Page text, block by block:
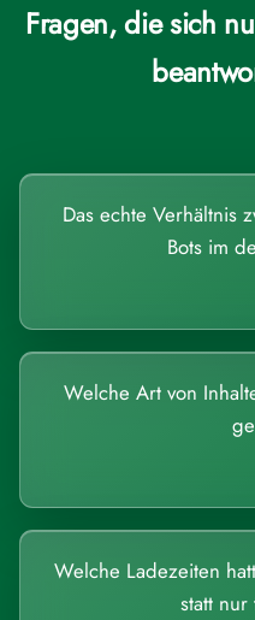
Fragen, die sich
Das echte Verhältnis
Bots im
Welche Art von
Welche Ladezeiten
statt